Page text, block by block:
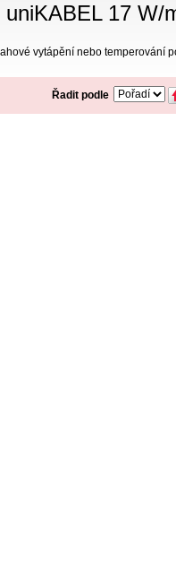
17 W/
vytápění nebo temperování
Řadit podle